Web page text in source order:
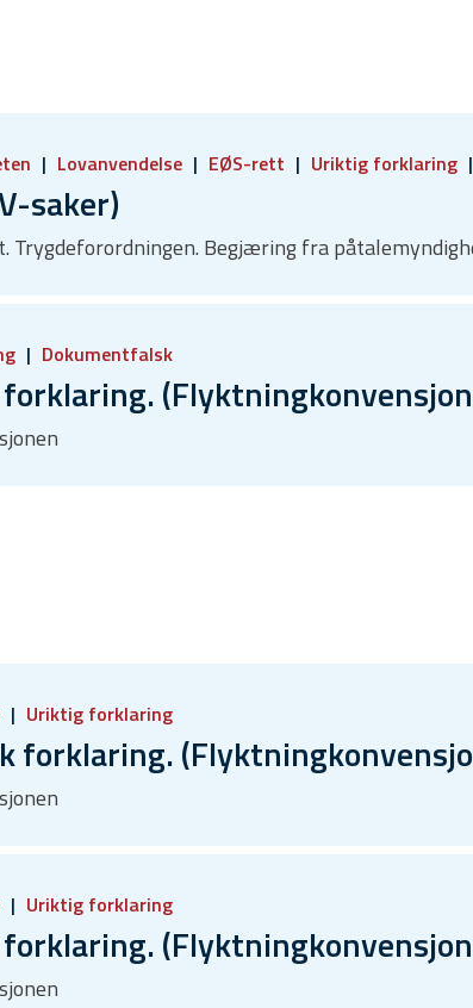
Lovanvendelse EØS-rett Uriktig forklaring
saker)
Trygdeforordningen. Begjæring fra
Dokumentfalsk
Uriktig forklaring
forklaring.
Uriktig forklaring